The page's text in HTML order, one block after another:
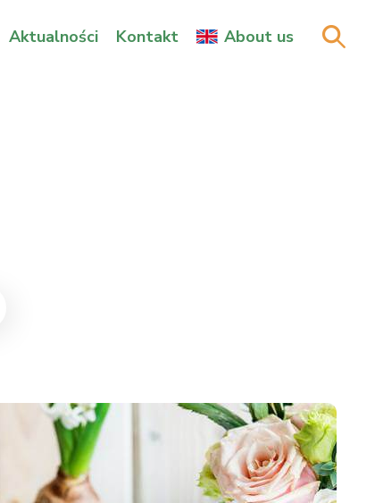
Aktualności Kontakt About us